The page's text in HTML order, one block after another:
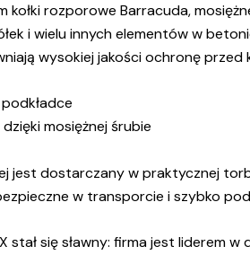
rozporowe Barracuda,
i wielu innych elementów w
wysokiej jakości ochronę
mosiężnej śrubie
dostarczany w praktycznej
w transporcie i szybko
stał się sławny: firma jest